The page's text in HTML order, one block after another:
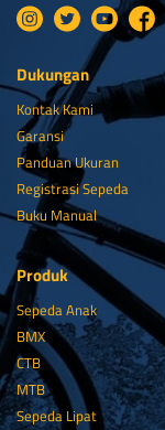
Dukungan
Kontak Kami
Garansi
Panduan Ukuran
Registrasi Sepeda
Buku Manual
Produk
Sepeda Anak
BMX
CTB
MTB
Sepeda Lipat